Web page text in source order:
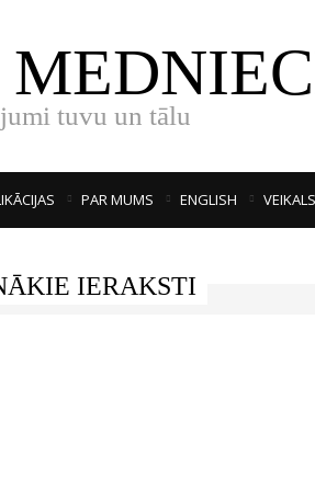
tuvu un tālu
PAR MUMS ENGLISH VEIKALS
IERAKSTI